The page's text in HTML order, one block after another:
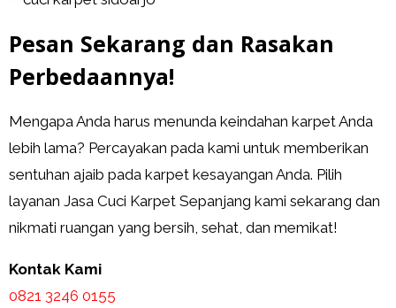
Pesan Sekarang dan Rasakan
Perbedaannya!
Mengapa Anda harus menunda keindahan karpet Anda
lebih lama? Percayakan pada kami untuk memberikan
sentuhan ajaib pada karpet kesayangan Anda. Pilih
layanan Jasa Cuci Karpet Sepanjang kami sekarang dan
nikmati ruangan yang bersih, sehat, dan memikat!
Kontak Kami
0821 3246 0155​